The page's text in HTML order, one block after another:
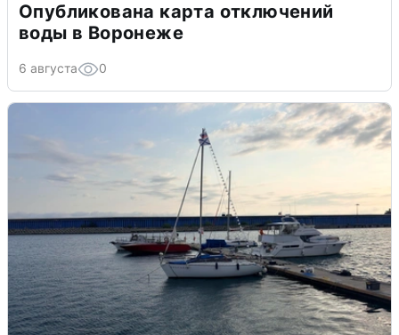
Опубликована карта отключений
воды в Воронеже
6 августа 0